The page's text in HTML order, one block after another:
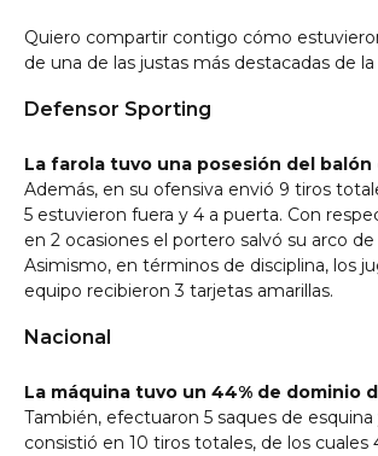
Quiero compartir contigo cómo
de una de las justas más destacadas de la
Defensor Sporting
La farola tuvo una posesión del balón
Además, en su ofensiva envió 9 tiros
5 estuvieron fuera y 4 a puerta. Con
en 2 ocasiones el portero salvó su arco de
Asimismo, en términos de disciplina, los
equipo recibieron 3 tarjetas amarillas.
Nacional
La máquina tuvo un 44% de dominio
También, efectuaron 5 saques de
consistió en 10 tiros totales, de los cuales